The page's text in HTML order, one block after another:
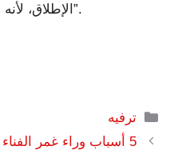
الإطلاق، لأنه لم يكن يريد أن يفقد شريكه”.
التصنيفات
ترفيه
5 أسباب وراء غمر